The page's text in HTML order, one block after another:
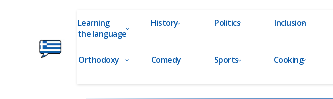
Learning
the language
History Politics Inclusion
Orthodoxy Comedy Sports Cooking